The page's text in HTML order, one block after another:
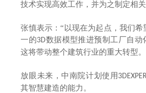
技术实现高效工作，并为之制定相关
张慎表示：“以现在为起点，我们
一的3D数据模型推进预制工厂自动
这将带动整个建筑行业的重大转型
放眼未来，中南院计划使用
其智慧建造的能力。